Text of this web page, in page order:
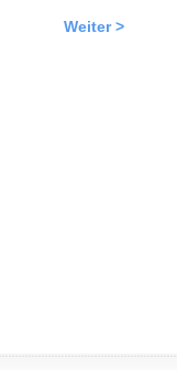
Weiter >